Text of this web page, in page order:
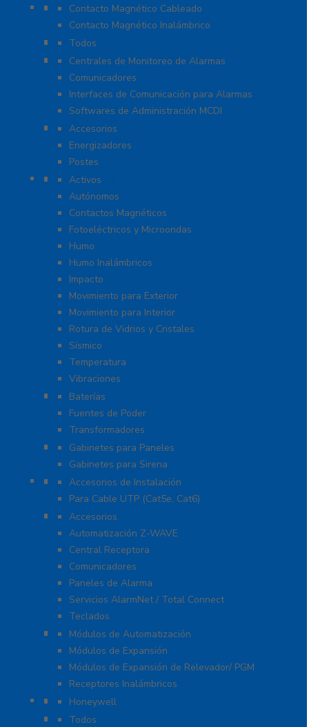
Contactos Magnéticos
Contacto Magnético Cableado
Contacto Magnético Inalámbrico
Control de Acceso
Todos
Centrales de Monitoreo
Centrales de Monitoreo de Alarmas
Comunicadores
Interfaces de Comunicación para Alarmas
Softwares de Administración MCDI
Cercas
Accesorios
Energizadores
Postes
Detectores / Sensores
Activos
Autónomos
Contactos Magnéticos
Fotoeléctricos y Microondas
Humo
Humo Inalámbricos
Impacto
Movimiento para Exterior
Movimiento para Interior
Rotura de Vidrios y Cristales
Sísmico
Temperatura
Vibraciones
Energía
Baterías
Fuentes de Poder
Transformadores
Gabinetes y Carcasas
Gabinetes para Paneles
Gabinetes para Sirena
Herramientas
Accesorios de Instalación
Para Cable UTP (Cat5e, Cat6)
Honeywell Total Connect
Accesorios
Automatización Z-WAVE
Central Receptora
Comunicadores
Paneles de Alarma
Servicios AlarmNet / Total Connect
Teclados
Módulos de Expansión
Módulos de Automatización
Módulos de Expansión
Módulos de Expansión de Relevador/ PGM
Receptores Inalámbricos
Megafonía y Audioevacuación
Honeywell
Paneles de Alarma
Todos